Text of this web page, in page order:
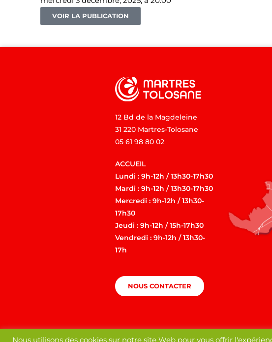
VOIR LA PUBLICATION
12 Bd de la Magdeleine
31 220 Martres-Tolosane
05 61 98 80 02
ACCUEIL
Lundi : 9h-12h / 13h30-17h30
Mardi : 9h-12h / 13h30-17h30
Mercredi : 9h-12h / 13h30-
17h30
Jeudi : 9h-12h / 15h-17h30
Vendredi : 9h-12h / 13h30-
17h
NOUS CONTACTER
Nous utilisons des cookies sur notre site Web pour vous offrir